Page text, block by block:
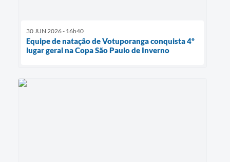
30 JUN 2026 - 16h40
Equipe de natação de Votuporanga conquista 4º
lugar geral na Copa São Paulo de Inverno